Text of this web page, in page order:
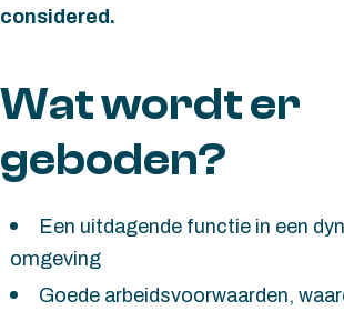
considered.
Wat wordt er
geboden?
Een uitdagende functie in een
omgeving
Goede arbeidsvoorwaarden,